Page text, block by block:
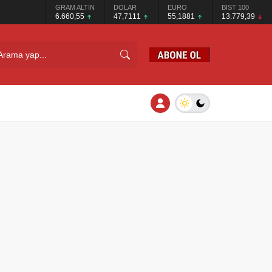
GRAM ALTIN
6.660,55
DOLAR
47,7111
EURO
55,1881
BIST 100
13.779,39